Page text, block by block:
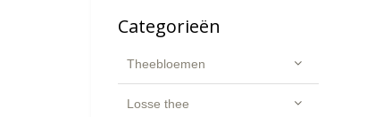
Categorieën
Theebloemen
Losse thee